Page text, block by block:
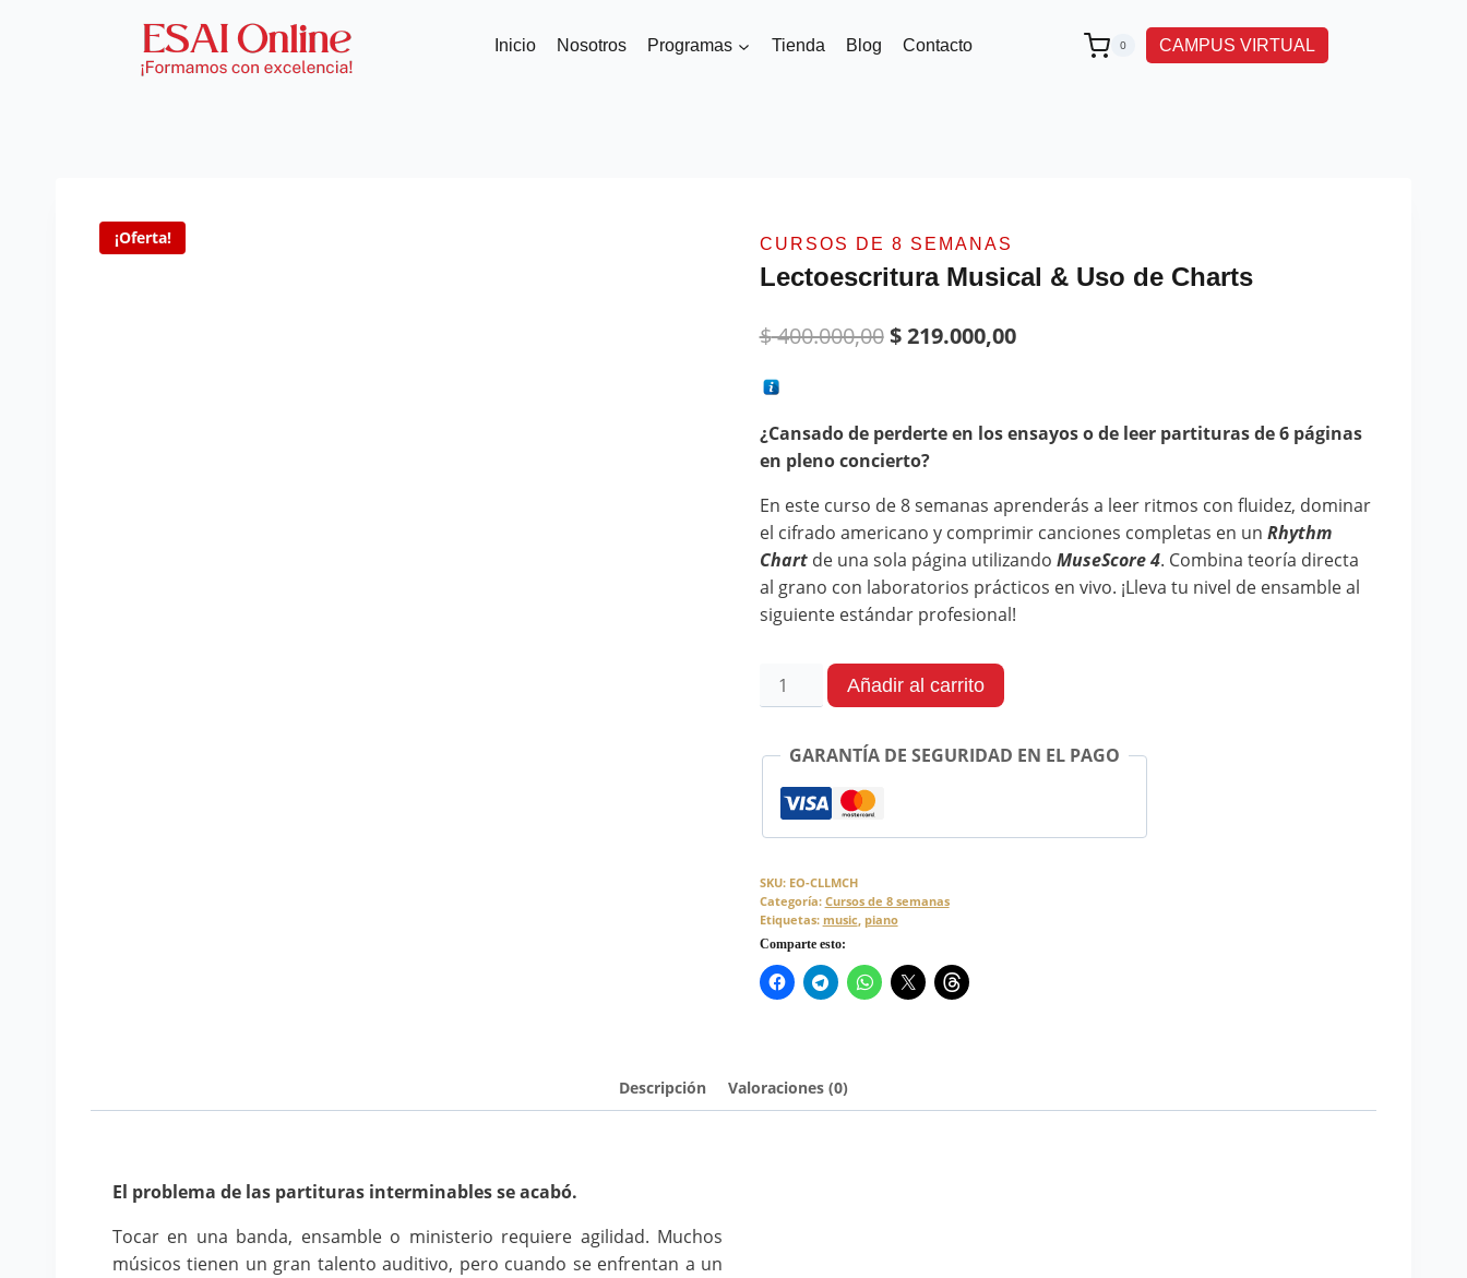
Inicio Nosotros Programas Tienda Blog Contacto 0 CAMPUS VIRTUAL
¡Oferta! CURSOS DE 8 SEMANAS
Lectoescritura Musical & Uso de Charts
$400.000,00 $219.000,00
¿Cansado de perderte en los ensayos o de leer partituras de 6 páginas
en pleno concierto?
En este curso de 8 semanas aprenderás a leer ritmos con fluidez, dominar
el cifrado americano y comprimir canciones completas en un Rhythm
Chartde una sola página utilizando MuseScore 4. Combina teoría directa
al grano con laboratorios prácticos en vivo. ¡Lleva tu nivel de ensamble al
siguiente estándar profesional!
Añadir al carrito
GARANTÍA DE SEGURIDAD EN EL PAGO
SKU: EO-CLLMCH
Categoría: Cursos de 8 semanas
Etiquetas: music, piano
Comparte esto:
Descripción Valoraciones (0)
El problema de las partituras interminables se acabó.
Tocar en una banda, ensamble o ministerio requiere agilidad. Muchos
músicos tienen un gran talento auditivo, pero cuando se enfrentan a un